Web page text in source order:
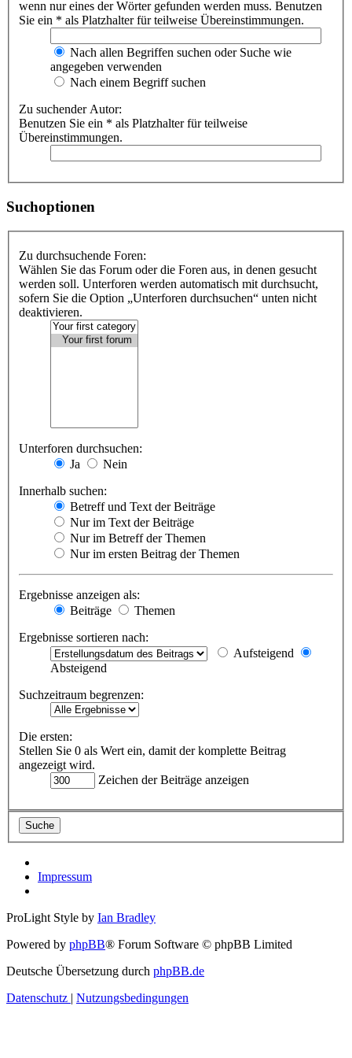
wenn nur eines der Wörter gefunden werden muss. Benutzen
Sie ein * als Platzhalter für teilweise Übereinstimmungen.
Nach allen Begriffen suchen oder Suche wie
angegeben verwenden
Nach einem Begriff suchen
Zu suchender Autor:
Benutzen Sie ein * als Platzhalter für teilweise
Übereinstimmungen.
Suchoptionen
Zu durchsuchende Foren:
Wählen Sie das Forum oder die Foren aus, in denen gesucht
werden soll. Unterforen werden automatisch mit durchsucht,
sofern Sie die Option „Unterforen durchsuchen“ unten nicht
deaktivieren.
Unterforen durchsuchen:
Ja
Nein
Innerhalb suchen:
Betreff und Text der Beiträge
Nur im Text der Beiträge
Nur im Betreff der Themen
Nur im ersten Beitrag der Themen
Ergebnisse anzeigen als:
Beiträge
Themen
Ergebnisse sortieren nach:
Aufsteigend
Absteigend
Suchzeitraum begrenzen:
Die ersten:
Stellen Sie 0 als Wert ein, damit der komplette Beitrag
angezeigt wird.
Zeichen der Beiträge anzeigen
Impressum
ProLight Style by Ian Bradley
Powered by phpBB® Forum Software © phpBB Limited
Deutsche Übersetzung durch phpBB.de
Datenschutz | Nutzungsbedingungen